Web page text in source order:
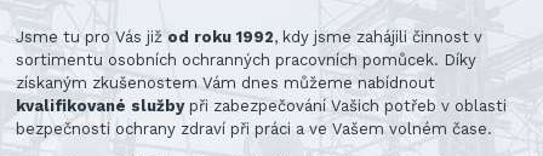
Jsme tu pro Vás již od roku 1992, kdy jsme zahájili činnost v
sortimentu osobních ochranných pracovních pomůcek. Díky
získaným zkušenostem Vám dnes můžeme nabídnout
kvalifikované službypři zabezpečování Vašich potřeb v oblasti
bezpečnosti ochrany zdraví při práci a ve Vašem volném čase.